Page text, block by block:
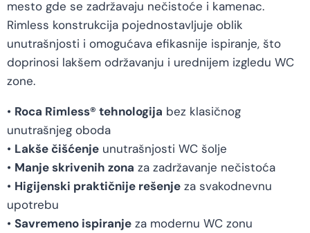
mesto gde se zadržavaju nečistoće i kamenac.
Rimless konstrukcija pojednostavljuje oblik
unutrašnjosti i omogućava efikasnije ispiranje, što
doprinosi lakšem održavanju i urednijem izgledu WC
zone.
• Roca Rimless® tehnologija bez klasičnog
unutrašnjeg oboda
• Lakše čišćenje unutrašnjosti WC šolje
• Manje skrivenih zona za zadržavanje nečistoća
• Higijenski praktičnije rešenje za svakodnevnu
upotrebu
• Savremeno ispiranje za modernu WC zonu